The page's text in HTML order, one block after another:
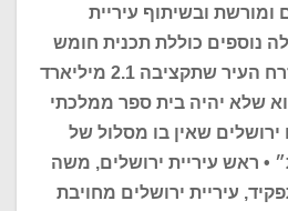
ובשיתוף עיריית
נוספים כוללת תכנית חומש
לשנים 2018-2023 למזרח העיר שתקציבה 2.1 מיליארד
שלא יהיה בית ספר ממלכתי
שאין בו מסלול של
• ראש עיריית ירושלים, משה
עיריית ירושלים מחויבת